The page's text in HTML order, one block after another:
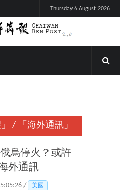
Thursday 6 August 2026
/ 「海外通訊」
烏停火？或許
外通訊
/
美國